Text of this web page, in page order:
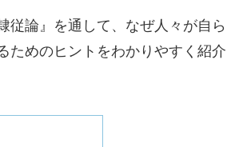
従論』を通して、なぜ人々が自ら
ためのヒントをわかりやすく紹介